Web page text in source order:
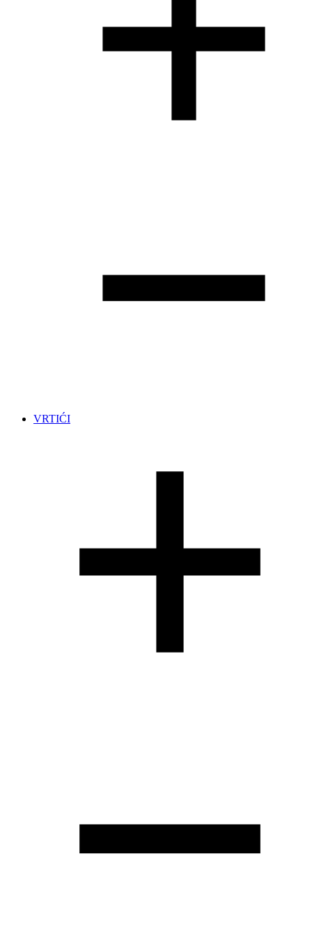
VRTIĆI